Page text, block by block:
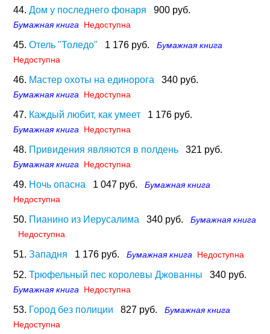
44. Дом у последнего фонаря 900 руб.
Бумажная книга Недоступна
45. Отель "Толедо" 1 176 руб.
Бумажная книга
Недоступна
46. Мастер охоты на единорога 340 руб.
Бумажная книга Недоступна
47. Каждый любит, как умеет 1 176 руб.
Бумажная книга Недоступна
48. Привидения являются в полдень 321 руб.
Бумажная книга Недоступна
49. Ночь опасна 1 047 руб.
Бумажная книга
Недоступна
50. Пианино из Иерусалима 340 руб.
Бумажная книга
Недоступна
51. Западня 1 176 руб. Бумажная книга Недоступна
52. Трюфельный пес королевы Джованны 340 руб.
Бумажная книга Недоступна
53. Город без полиции 827 руб.
Бумажная книга
Недоступна